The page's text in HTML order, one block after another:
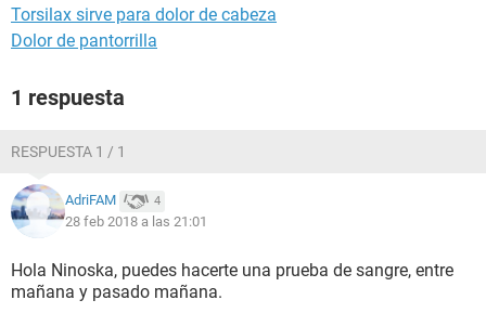
Torsilax sirve para dolor de cabeza
Dolor de pantorrilla
1 respuesta
RESPUESTA 1 / 1
AdriFAM 4
28 feb 2018 a las 21:01
Hola Ninoska, puedes hacerte una prueba de sangre, entre
mañana y pasado mañana.